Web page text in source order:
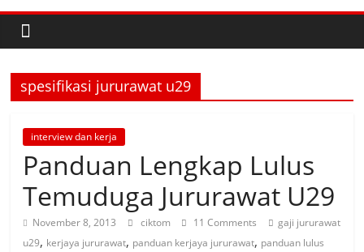
spesifikasi jururawat u29
interview dan kerja
Panduan Lengkap Lulus
Temuduga Jururawat U29
November 8, 2013 ciktom 11 Comments
gaji jururawat
u29, kerjaya jururawat, panduan kerjaya jururawat, panduan lulus